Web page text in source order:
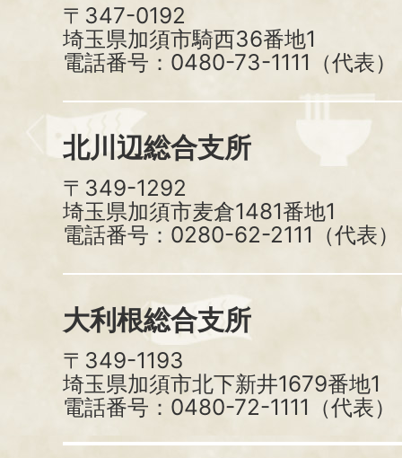
〒347-0192
埼玉県加須市騎西36番地1
電話番号：0480-73-1111（代表）
北川辺総合支所
〒349-1292
埼玉県加須市麦倉1481番地1
電話番号：0280-62-2111（代表）
大利根総合支所
〒349-1193
埼玉県加須市北下新井1679番地1
電話番号：0480-72-1111（代表）